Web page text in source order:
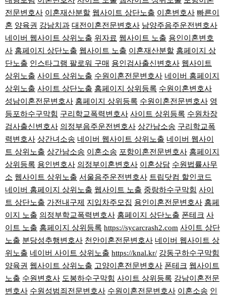
전문변호사 이혼재산분할 웹사이트 상단노출 이혼변호사 빠른이
혼 양육권 강남치과 대전이혼전문변호사 남양주음주운전변호사
네이버 웹사이트 상위노출 위자료 웹사이트 노출 용인이혼변호
사 홈페이지 상단노출 웹사이트 노출 이혼재산분할 홈페이지 상
단노출 인스타그램 팔로워 구매 용인검사출신변호사 웹사이트
상위노출 사이트 상위노출 수원이혼전문변호사 네이버 홈페이지
상위노출 사이트 상단노출 홈페이지 상위등록 수원이혼변호사
성남이혼전문변호사 홈페이지 상위등록 수원이혼전문변호사 영
등포하수구막힘 구리학교폭력변호사 사이트 상위등록 수원차장
검사출신변호사 의정부음주운전변호사 상간남소송 구리학교폭
력변호사 상간녀소송 네이버 웹사이트 상위노출 네이버 웹사이
트 상위노출 상간남소송 이혼소송 포항이혼전문변호사 홈페이지
상위등록 용인변호사 의정부이혼변호사 이혼상담 수원법률사무
소 웹사이트 상위노출 서울음주운전변호사 트립닷컴 할인코드
네이버 홈페이지 상위노출 웹사이트 노출 중랑하수구막힘 사이
트 상단노출 가전내구제 지입차주모집 용인이혼전문변호사 홈페
이지 노출 의정부학교폭력변호사 홈페이지 상단노출 폰테크 사
이트 노출 홈페이지 상위등록 https://sycarcrash2.com 사이트 상단
노출 분당성추행변호사 천안이혼전문변호사 네이버 웹사이트 상
위노출 네이버 사이트 상위노출 https://knal.kr/ 강동구하수구막힘
양육권 웹사이트 상위노출 고양이혼전문변호사 폰테크 웹사이트
노출 수원변호사 도봉하수구막힘 사이트 상위등록 강남이혼전문
변호사 수원성범죄전문변호사 수원이혼전문변호사 이혼소송 인